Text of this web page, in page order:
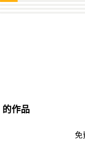
作品
免